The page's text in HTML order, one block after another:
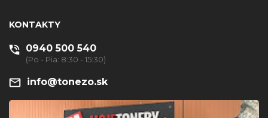
KONTAKTY
0940 500 540
(Po - Pia: 8:30 - 15:30)
info@tonezo.sk